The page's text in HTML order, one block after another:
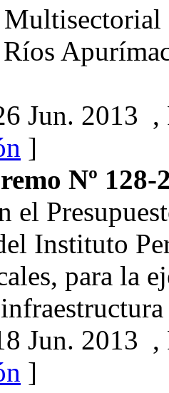
Ríos
Jun. 2013
]
Nº 128-
el
Instituto
para la
Jun. 2013
]